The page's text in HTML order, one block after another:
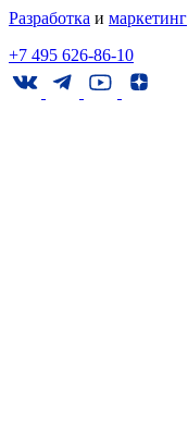
Разработка и маркетинг
+7 495 626-86-10